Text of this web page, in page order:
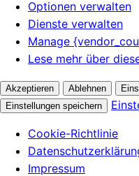
Optionen verwalten
Dienste verwalten
Manage
Lese mehr über
Akzeptieren Ablehnen
Einstellungen speichern
Cookie-Richtlinie
Impressum